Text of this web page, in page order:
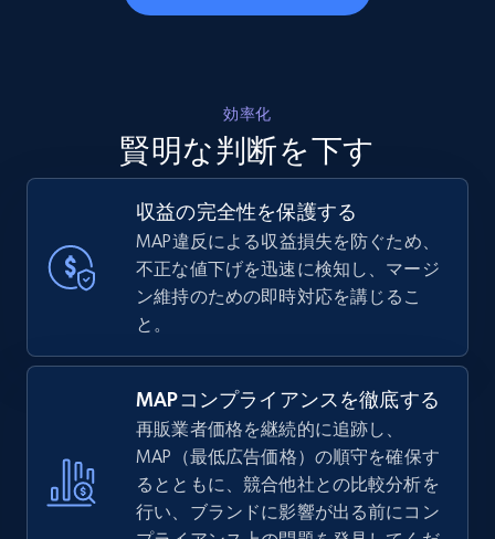
効率化
賢明な判断を下す
収益の完全性を保護する
MAP違反による収益損失を防ぐため、
不正な値下げを迅速に検知し、マージ
ン維持のための即時対応を講じるこ
と。
MAPコンプライアンスを徹底する
再販業者価格を継続的に追跡し、
MAP（最低広告価格）の順守を確保す
るとともに、競合他社との比較分析を
行い、ブランドに影響が出る前にコン